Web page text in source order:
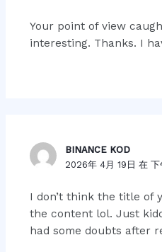
Your point of view
interesting. Thanks. I
BINANCE KOD
2026年 4月 19日 在
I don’t think the title of
the content lol. Just
had some doubts after